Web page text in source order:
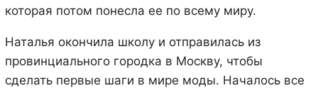
которая потом понесла ее по всему миру.
Наталья окончила школу и отправилась из
провинциального городка в Москву, чтобы
сделать первые шаги в мире моды. Началось все